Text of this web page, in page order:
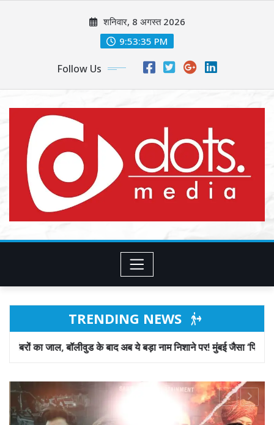
शनिवार, 8 अगस्त 2026
9:53:37 PM
Follow Us
TRENDING NEWS
बाद अब ये बड़ा नाम निशाने पर! मुंबई जैसा ‘फिरौती खेल’ अब दिल्ली-पंजाब में?